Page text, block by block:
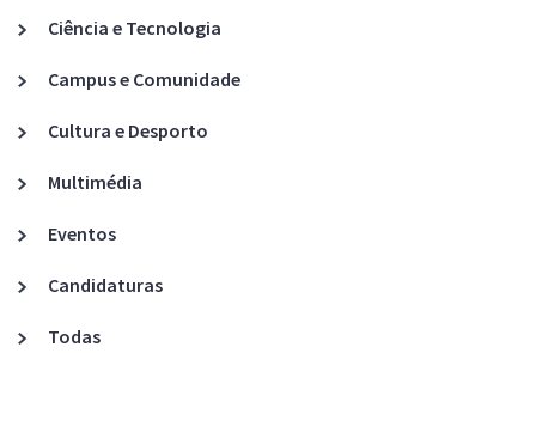
Ciência e Tecnologia
Campus e Comunidade
Cultura e Desporto
Multimédia
Eventos
Candidaturas
Todas